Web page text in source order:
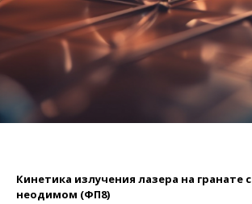
Кинетика излучения лазера на гранате с
неодимом (ФП8)